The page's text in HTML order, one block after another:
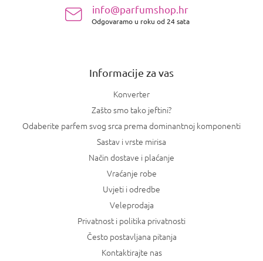
info@parfumshop.hr
Odgovaramo u roku od 24 sata
Informacije za vas
Konverter
Zašto smo tako jeftini?
Odaberite parfem svog srca prema dominantnoj komponenti
Sastav i vrste mirisa
Način dostave i plaćanje
Vraćanje robe
Uvjeti i odredbe
Veleprodaja
Privatnost i politika privatnosti
Često postavljana pitanja
Kontaktirajte nas